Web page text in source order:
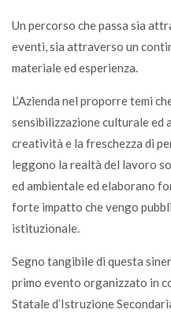
Un percorso che passa sia
eventi, sia attraverso un
materiale ed esperienza.
L’Azienda nel proporre temi
sensibilizzazione culturale ed
creatività e la freschezza di
leggono la realtà del lavoro
ed ambientale ed elaborano
forte impatto che vengo
istituzionale.
Segno tangibile di questa
primo evento organizzato in
Statale d’Istruzione